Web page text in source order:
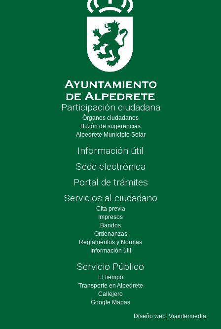
Participación ciudadana
Órganos ciudadanos
Buzón de sugerencias
Alpedrete Municipio Solar
Información útil
Sede electrónica
Portal de trámites
Servicios al ciudadano
Cita previa
Impresos
Bandos
Ordenanzas
Reglamentos y Normas
Información útil
Servicio Público
El tiempo
Transporte en Alpedrete
Callejero
Google Mapas
Diseño web: Viaintermedia